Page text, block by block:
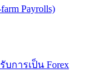
Payrolls)
การเป็น Forex